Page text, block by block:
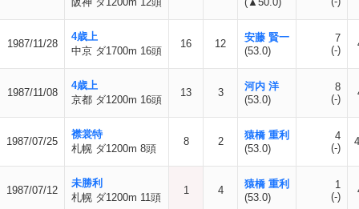
1987/11/28
4歳上
中京 ダ1700m 16頭
16 12
安藤 賢一
(53.0)
7
(-)
1987/11/08
4歳上
京都 ダ1200m 16頭
13 3
河内 洋
(53.0)
8
(-)
1987/07/25
襟裳特
札幌 ダ1200m 8頭
8 2
猿橋 重利
(53.0)
4
(-)
1987/07/12
未勝利
札幌 ダ1200m 11頭
1 4
猿橋 重利
(53.0)
1
(-)